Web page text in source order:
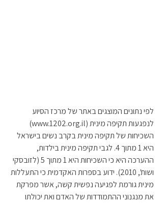
לפי נתונים המוצגים באתר של מרכז הסיוע
לנפגעות תקיפה מינית (www.1202.org.il)
השכיחות של תקיפה מינית בקרב נשים בישראל
היא 1 מתוך 4. לגבי תקיפה מינית בילדות,
ההערכה היא כי השכיחות היא 1 מתוך 5 (לזובסקי
ושות', 2010). ידוע בספרות האקדמית כי התעללות
מינית גורמת לפגיעה נפשית קשה, אשר מפרקת
את מנגנוני ההתמודדות של האדם ואת יכולתו